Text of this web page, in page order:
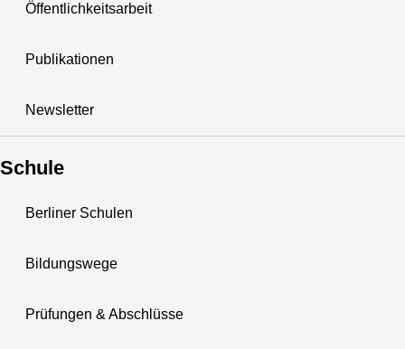
Öffentlichkeitsarbeit
Publikationen
Newsletter
Schule
Berliner Schulen
Bildungswege
Prüfungen & Abschlüsse